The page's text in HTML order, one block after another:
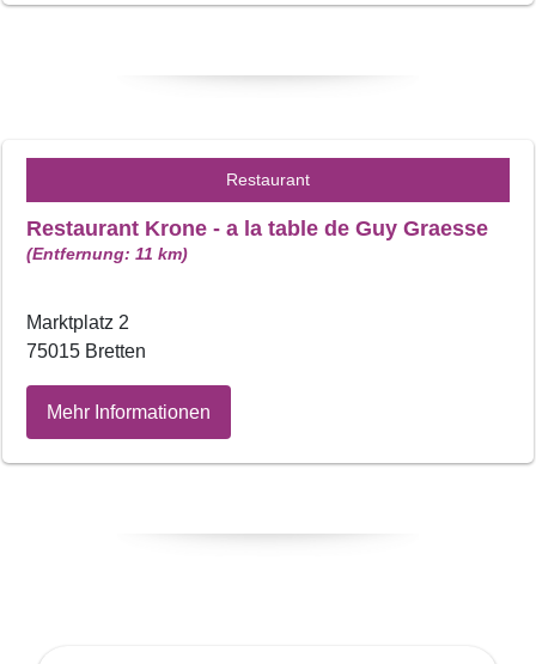
Restaurant
Restaurant Krone - a la table de Guy Graesse
(Entfernung: 11 km)
Marktplatz 2
75015 Bretten
Mehr Informationen